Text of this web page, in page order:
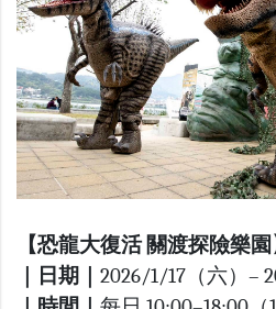
【恐龍大復活 關渡探險樂園
｜日期｜ 2026/1/17（六）–